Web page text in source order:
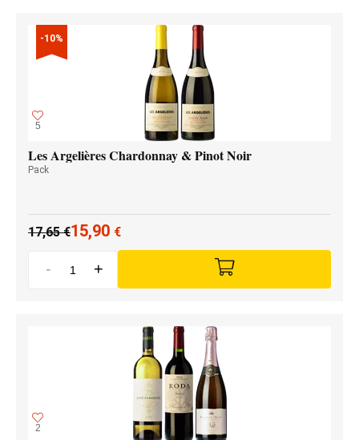
-10%
5
Les Argelières Chardonnay & Pinot Noir
Pack
17,65€15,90 €
- +
2